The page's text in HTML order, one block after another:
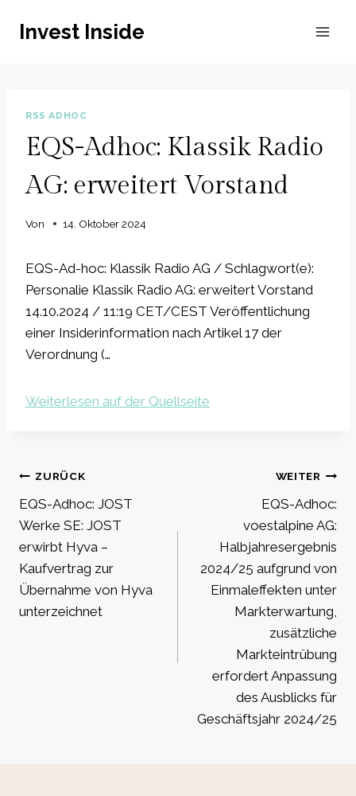
InhaltInvest Inside
RSS ADHOC
EQS-Adhoc: Klassik Radio
AG: erweitert Vorstand
Von 14. Oktober 2024
EQS-Ad-hoc: Klassik Radio AG / Schlagwort(e):
Personalie Klassik Radio AG: erweitert Vorstand
14.10.2024 / 11:19 CET/CEST Veröffentlichung
einer Insiderinformation nach Artikel 17 der
Verordnung (…
Weiterlesen auf der Quellseite
Beitragsnavigation
ZURÜCK
EQS-Adhoc: JOST
Werke SE: JOST
erwirbt Hyva –
Kaufvertrag zur
Übernahme von Hyva
unterzeichnet
WEITER
EQS-Adhoc:
voestalpine AG:
Halbjahresergebnis
2024/25 aufgrund von
Einmaleffekten unter
Markterwartung,
zusätzliche
Markteintrübung
erfordert Anpassung
des Ausblicks für
Geschäftsjahr 2024/25